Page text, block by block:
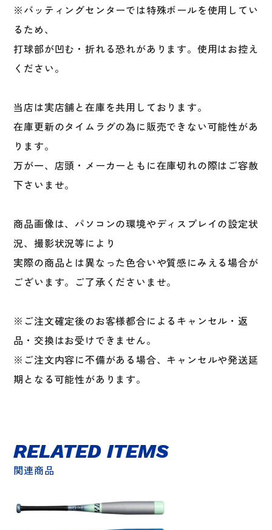
※バッティングセンターでは特殊ボールを使用してい
るため、
打球部が凹む・折れる恐れがあります。使用はお控え
ください。
当店は実店舗と在庫を共用しております。
在庫更新のタイムラグの為に販売できない可能性があ
ります。
万が一、店頭・メーカーともに在庫切れの際はご容赦
下さいませ。
商品画像は、パソコンの環境やディスプレイの設定状
況、撮影状況等により
実際の商品とは異なった色合いや質感にみえる場合が
ございます。ご了承くださいませ。
※ご注文確定後のお客様都合によるキャンセル・返
品・交換はお受けできません。
※ご注文内容に不備がある場合、キャンセルや発送延
期となる可能性があります。
関連商品
RELATED ITEMS